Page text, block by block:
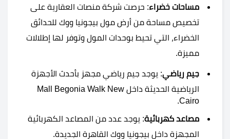
مساحات خضراء: حرصت شركة منصات العقارية على
تخصيص مساحة من أرض مول بيجونيا ووك للحدائق
الخضراء، التي تحيط بوحدات المول وتوفر لها إطلالات
مميزة.
جيم رياضي: يوجد جيم رياضي مجهز بأحدث الأجهزة
الرياضية الحديثة داخل Mall Begonia Walk New
Cairo.
مصاعد كهربائية: يوجد عدد من المصاعد الكهربائية
المجهزة داخل بيجونيا ووك القاهرة الجديدة.